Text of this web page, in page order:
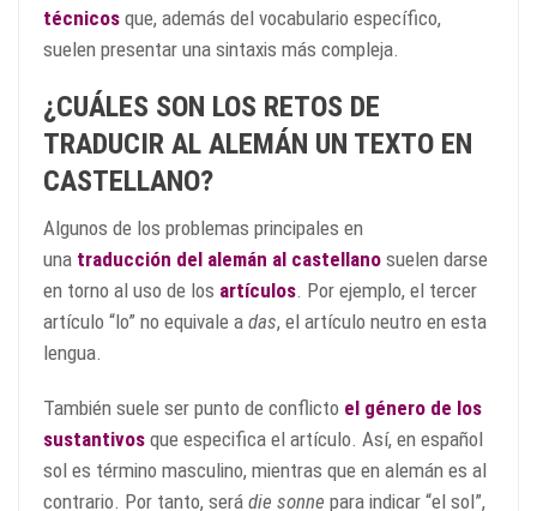
técnicos que, además del vocabulario específico,
suelen presentar una sintaxis más compleja.
¿CUÁLES SON LOS RETOS DE
TRADUCIR AL ALEMÁN UN TEXTO EN
CASTELLANO?
Algunos de los problemas principales en
una traducción del alemán al castellano suelen darse
en torno al uso de los artículos . Por ejemplo, el tercer
artículo “lo” no equivale a das, el artículo neutro en esta
lengua.
También suele ser punto de conflicto el género de los
sustantivos que especifica el artículo. Así, en español
sol es término masculino, mientras que en alemán es al
contrario. Por tanto, será die sonne para indicar “el sol”,